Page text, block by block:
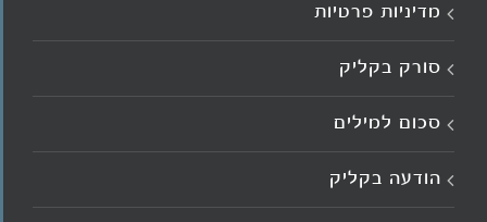
מדיניות פרטיות
סורק בקליק
סכום למילים
הודעה בקליק